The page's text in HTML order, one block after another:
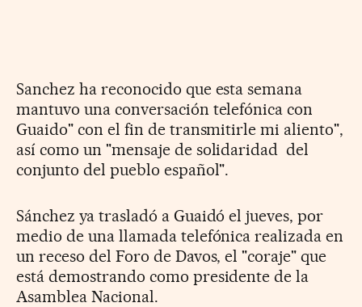
Sanchez ha reconocido que esta semana
mantuvo una conversación telefónica con
Guaido" con el fin de transmitirle mi aliento",
así como un "mensaje de solidaridad del
conjunto del pueblo español".
Sánchez ya trasladó a Guaidó el jueves, por
medio de una llamada telefónica realizada en
un receso del Foro de Davos, el "coraje" que
está demostrando como presidente de la
Asamblea Nacional.